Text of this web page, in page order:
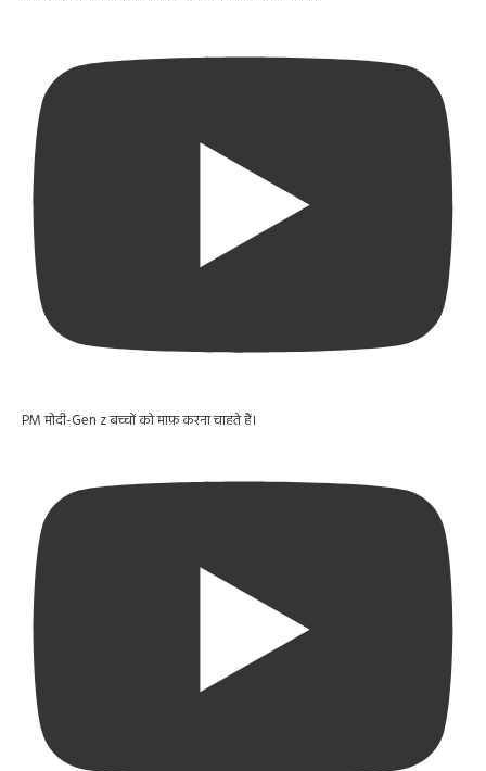
PM मोदी-Gen z बच्चों को माफ़ करना चाहते हैं।